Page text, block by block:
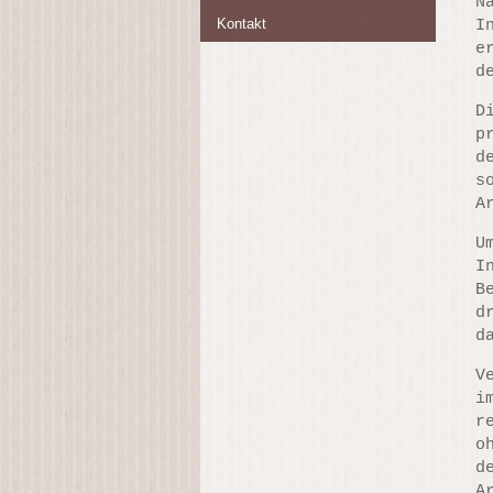
Kontakt